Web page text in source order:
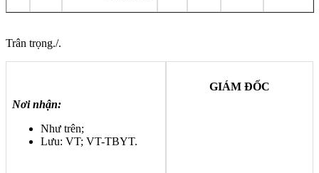
Trân trọng./.
Nơi nhận:
Như trên;
Lưu: VT; VT-TBYT.
GIÁM ĐỐC